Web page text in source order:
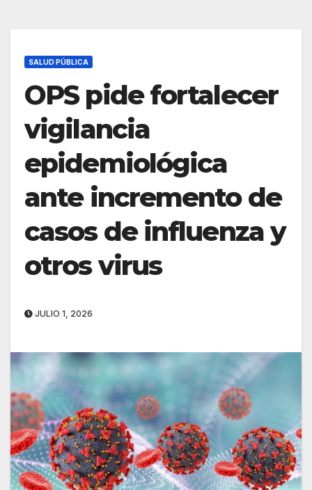
SALUD PÚBLICA
OPS pide fortalecer
vigilancia
epidemiológica
ante incremento de
casos de influenza y
otros virus
JULIO 1, 2026